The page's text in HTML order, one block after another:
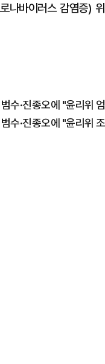
나바이러스 감염증)
수·진종오에 "윤리위
수·진종오에 "윤리위